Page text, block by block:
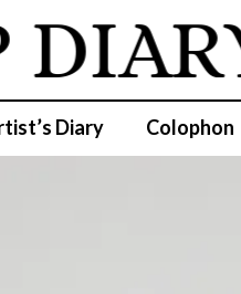
Diary Colophon